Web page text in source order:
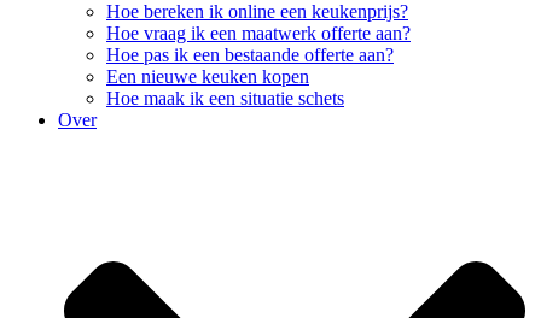
Hoe bereken ik online een keukenprijs?
Hoe vraag ik een maatwerk offerte aan?
Hoe pas ik een bestaande offerte aan?
Een nieuwe keuken kopen
Hoe maak ik een situatie schets
Over